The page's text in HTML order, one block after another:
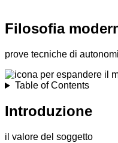
Filosofia
prove tecniche di
Table of Contents
Introduzione
il valore del soggetto